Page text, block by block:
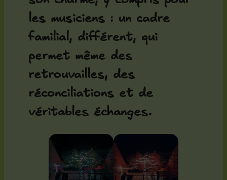
les musiciens : un cadre
familial, différent, qui
permet même des
retrouvailles, des
réconciliations et de
véritables échanges.